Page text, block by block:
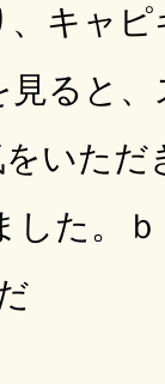
キャ
ると
いた
た。